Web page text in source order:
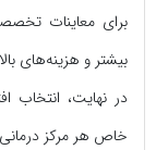
برای معاینات
بیشتر و هزینه‌های
در نهایت، انتخاب
خاص هر مرکز درمانی